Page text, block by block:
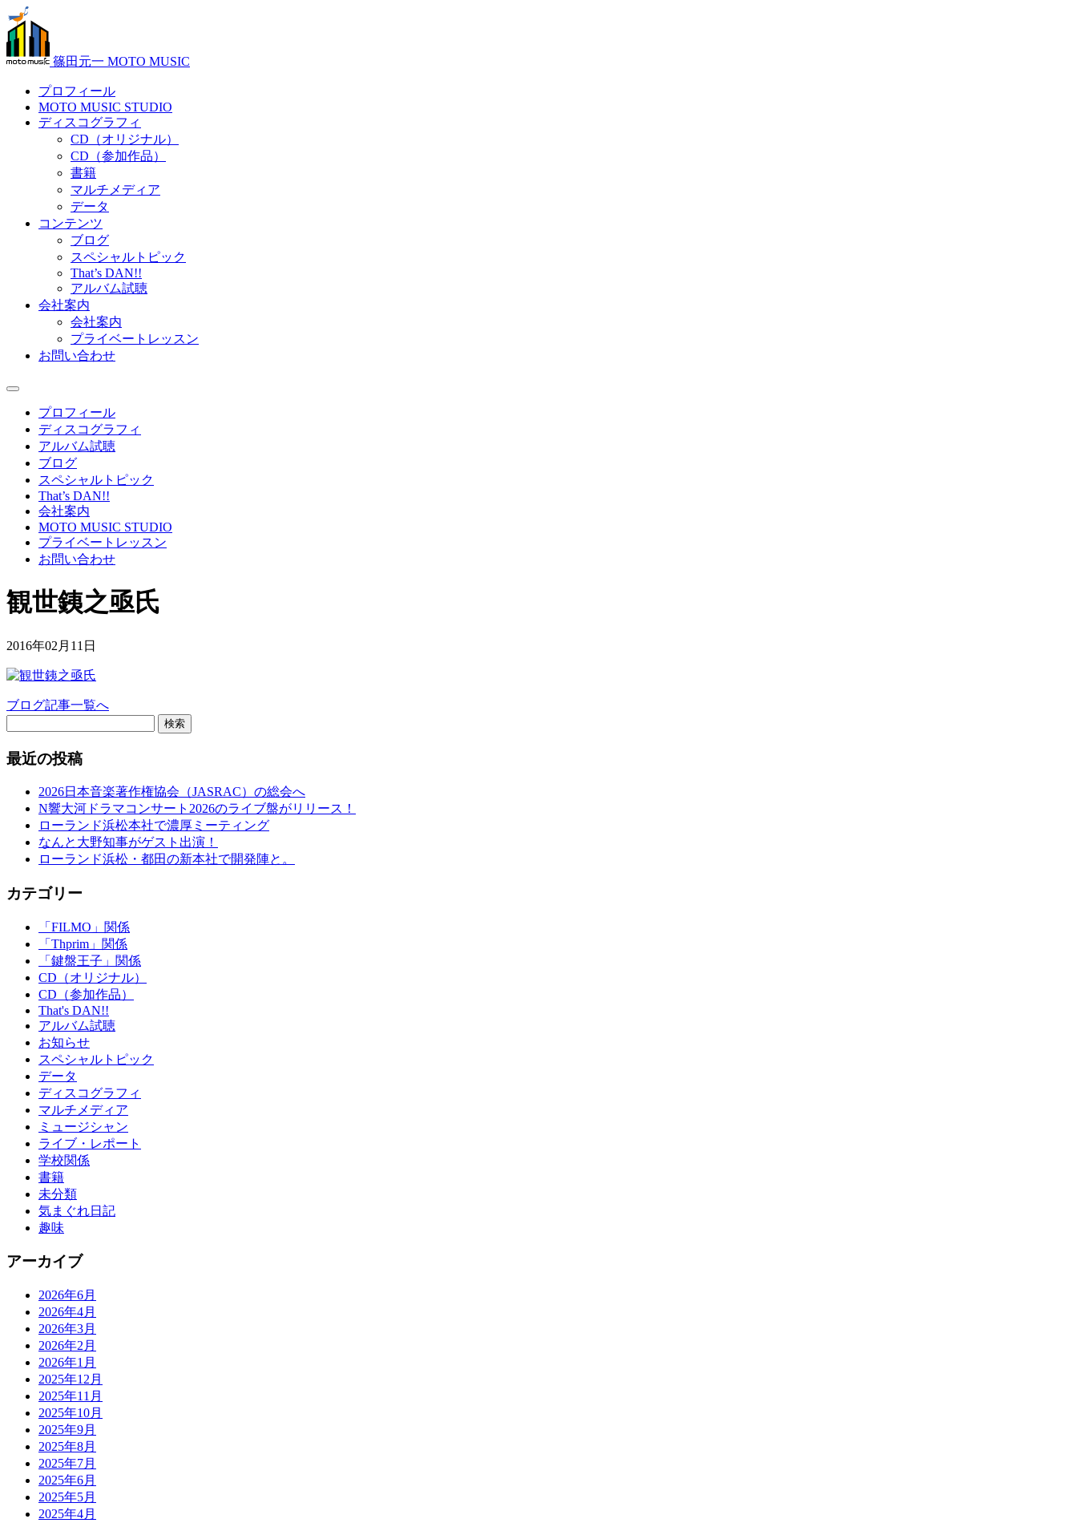
篠田元一 MOTO MUSIC
プロフィール
MOTO MUSIC STUDIO
ディスコグラフィ
CD（オリジナル）
CD（参加作品）
書籍
マルチメディア
データ
コンテンツ
ブログ
スペシャルトピック
That’s DAN!!
アルバム試聴
会社案内
会社案内
プライベートレッスン
お問い合わせ
プロフィール
ディスコグラフィ
アルバム試聴
ブログ
スペシャルトピック
That’s DAN!!
会社案内
MOTO MUSIC STUDIO
プライベートレッスン
お問い合わせ
観世銕之亟氏
2016年02月11日
ブログ記事一覧へ
検索
最近の投稿
2026日本音楽著作権協会（JASRAC）の総会へ
N響大河ドラマコンサート2026のライブ盤がリリース！
ローランド浜松本社で濃厚ミーティング
なんと大野知事がゲスト出演！
ローランド浜松・都田の新本社で開発陣と。
カテゴリー
「FILMO」関係
「Thprim」関係
「鍵盤王子」関係
CD（オリジナル）
CD（参加作品）
That's DAN!!
アルバム試聴
お知らせ
スペシャルトピック
データ
ディスコグラフィ
マルチメディア
ミュージシャン
ライブ・レポート
学校関係
書籍
未分類
気まぐれ日記
趣味
アーカイブ
2026年6月
2026年4月
2026年3月
2026年2月
2026年1月
2025年12月
2025年11月
2025年10月
2025年9月
2025年8月
2025年7月
2025年6月
2025年5月
2025年4月